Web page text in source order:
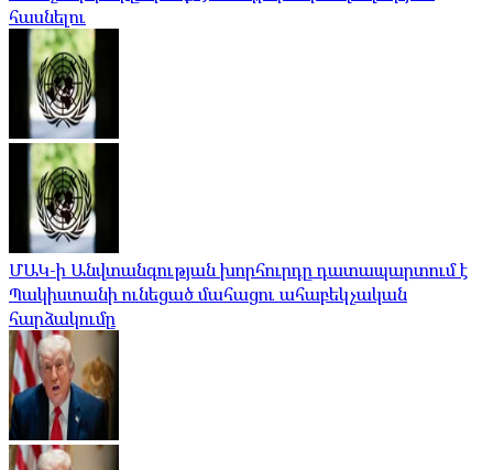
հասնելու
ՄԱԿ-ի Անվտանգության խորհուրդը դատապարտում է
Պակիստանի ունեցած մահացու ահաբեկչական
հարձակումը